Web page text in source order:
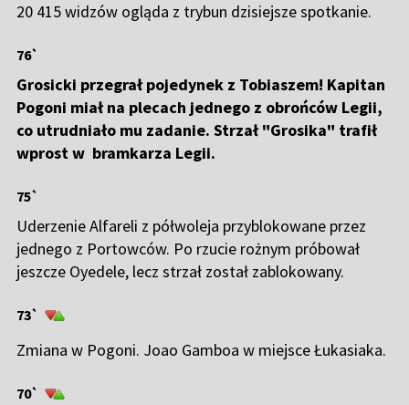
20 415 widzów ogląda z trybun dzisiejsze spotkanie.
76`
Grosicki przegrał pojedynek z Tobiaszem! Kapitan
Pogoni miał na plecach jednego z obrońców Legii,
co utrudniało mu zadanie. Strzał "Grosika" trafił
wprost w bramkarza Legii.
75`
Uderzenie Alfareli z półwoleja przyblokowane przez
jednego z Portowców. Po rzucie rożnym próbował
jeszcze Oyedele, lecz strzał został zablokowany.
73`
Zmiana w Pogoni. Joao Gamboa w miejsce Łukasiaka.
70`